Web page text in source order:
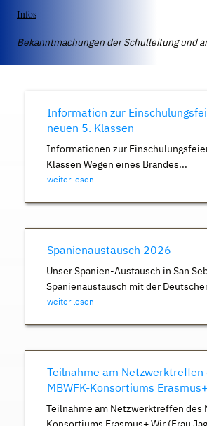
Infos
Bekanntmachungen der Schulleitung und
Information zur
neuen 5. Klassen
Informationen zur
Klassen Wegen eines Brandes...
weiter lesen
Spanienaustausch 2026
Unser Spanien-Austausch in San
Spanienaustausch mit der
weiter lesen
Teilnahme am Netzwerktreffen
MBWFK-Konsortiums Erasmus+
Teilnahme am Netzwerktreffen des